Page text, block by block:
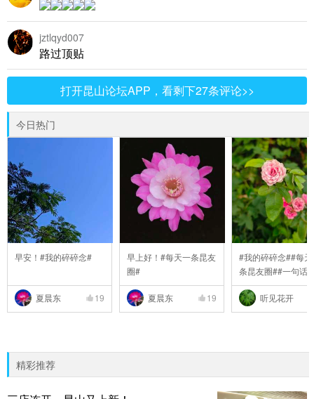
jztlqyd007
路过顶贴
打开昆山论坛APP，看剩下27条评论>>
今日热门
早安！#我的碎碎念#
夏晨东 19
早上好！#每天一条昆友
圈#
夏晨东 19
#我的碎碎念##每
条昆友圈##一句话
..
听见花开
精彩推荐